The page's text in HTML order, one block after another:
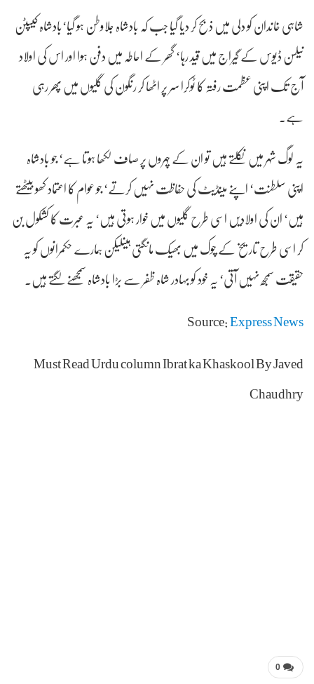
شاہی خاندان کو دلی میں ذبح کر دیا گیا جب کہ بادشاہ جلاوطن ہو گیا‘بادشاہ کیپٹن
نیلسن ڈیوس کے گیراج میں قید رہا‘ گھر کے احاطہ میں دفن ہوا اور اس کی اولاد
آج تک اپنی عظمت رفتہ کا ٹوکرا سر پر اٹھا کر رنگون کی گلیوں میں پھر رہی
ہے۔
یہ لوگ شہر میں نکلتے ہیں تو ان کے چہروں پر صاف لکھا ہوتا ہے‘ جو بادشاہ
اپنی سلطنت‘ اپنے مینڈیٹ کی حفاظت نہیں کرتے‘ جو عوام کا اعتماد کھو بیٹھتے
ہیں‘ ان کی اولادیں اسی طرح گلیوں میں خوار ہوتی ہیں‘ یہ عبرت کا کشکول بن
کر اسی طرح تاریخ کے چوک میں بھیک مانگتی ہیںلیکن ہمارے حکمرانوں کو یہ
حقیقت سمجھ نہیں آتی‘ یہ خود کو بہادر شاہ ظفر سے بڑا بادشاہ سمجھنے لگتے ہیں۔
Source:Express News
Must Read Urdu column Ibrat ka Khaskool By Javed
Chaudhry
0